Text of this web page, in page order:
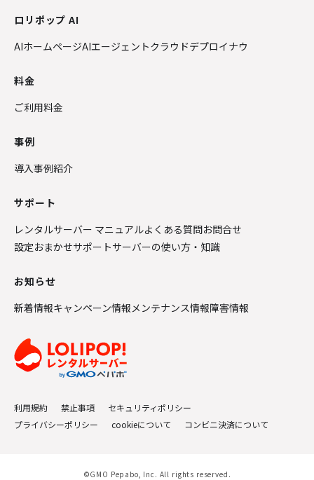
ロリポップ AI
AIホームページAIエージェントクラウドデプロイナウ
料金
ご利用料金
事例
導入事例紹介
サポート
レンタルサーバー マニュアルよくある質問お問合せ
設定おまかせサポートサーバーの使い方・知識
お知らせ
新着情報キャンペーン情報メンテナンス情報障害情報
利用規約 禁止事項
セキュリティポリシー
プライバシーポリシー
cookieについて コンビニ決済について
©GMO Pepabo, Inc. All rights reserved.